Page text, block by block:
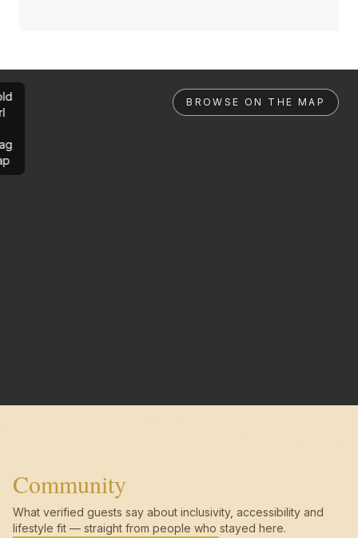
BROWSE ON THE MAP
Community
What verified guests say about inclusivity, accessibility and
lifestyle fit — straight from people who stayed here.